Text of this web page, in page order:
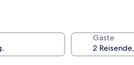
Gäste